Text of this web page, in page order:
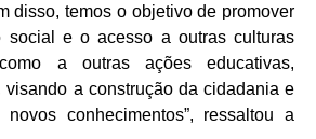
disso, temos o objetivo de promover
social e o acesso a outras culturas
a outras ações educativas,
visando a construção da cidadania e
conhecimentos”, ressaltou a